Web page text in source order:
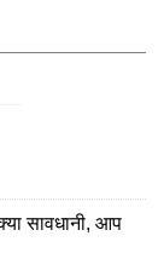
सावधानी, आप